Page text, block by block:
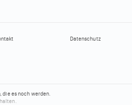
Datenschutz
die es noch werden.